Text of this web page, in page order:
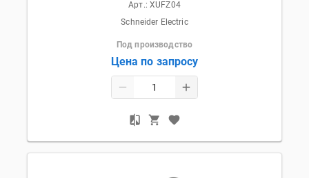
Арт.: XUFZ04
Schneider Electric
Под производство
Цена по запросу